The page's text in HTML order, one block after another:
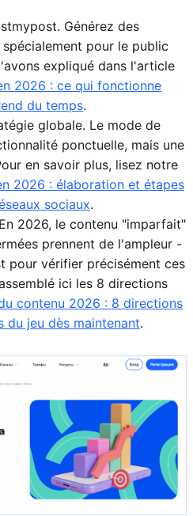
Générez des
pour le public
expliqué dans l'article
2026 : ce qui fonctionne
du temps.
globale. Le mode de
ponctuelle, mais une
en savoir plus, lisez notre
2026 : élaboration et étapes
sociaux.
2026, le contenu "imparfait"
prennent de l'ampleur -
pour vérifier précisément ces
ici les 8 directions
contenu 2026 : 8 directions
du jeu dès maintenant.